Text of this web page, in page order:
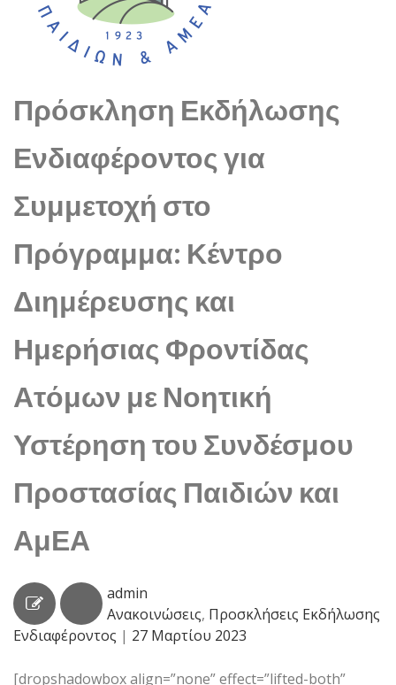
Πρόσκληση Εκδήλωσης
Ενδιαφέροντος για
Συμμετοχή στο
Πρόγραμμα: Κέντρο
Διημέρευσης και
Ημερήσιας Φροντίδας
Ατόμων με Νοητική
Υστέρηση του Συνδέσμου
Προστασίας Παιδιών και
ΑμΕΑ
admin
Ανακοινώσεις, Προσκλήσεις Εκδήλωσης
Ενδιαφέροντος | 27 Μαρτίου 2023
[dropshadowbox align=”none” effect=”lifted-both”